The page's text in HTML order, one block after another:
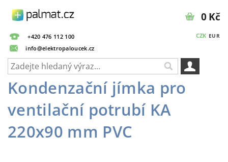
+420 476 112 100
info@elektropaloucek.cz
CZK EUR
0 Kč
Kondenzační jímka pro
ventilační potrubí KA
220x90 mm PVC